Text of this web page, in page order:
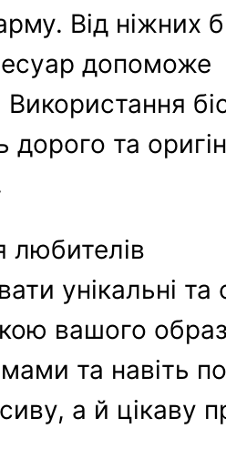
Від ніжних
допоможе
Використання
та
любителів
унікальні та
вашого
та навіть
а й цікаву